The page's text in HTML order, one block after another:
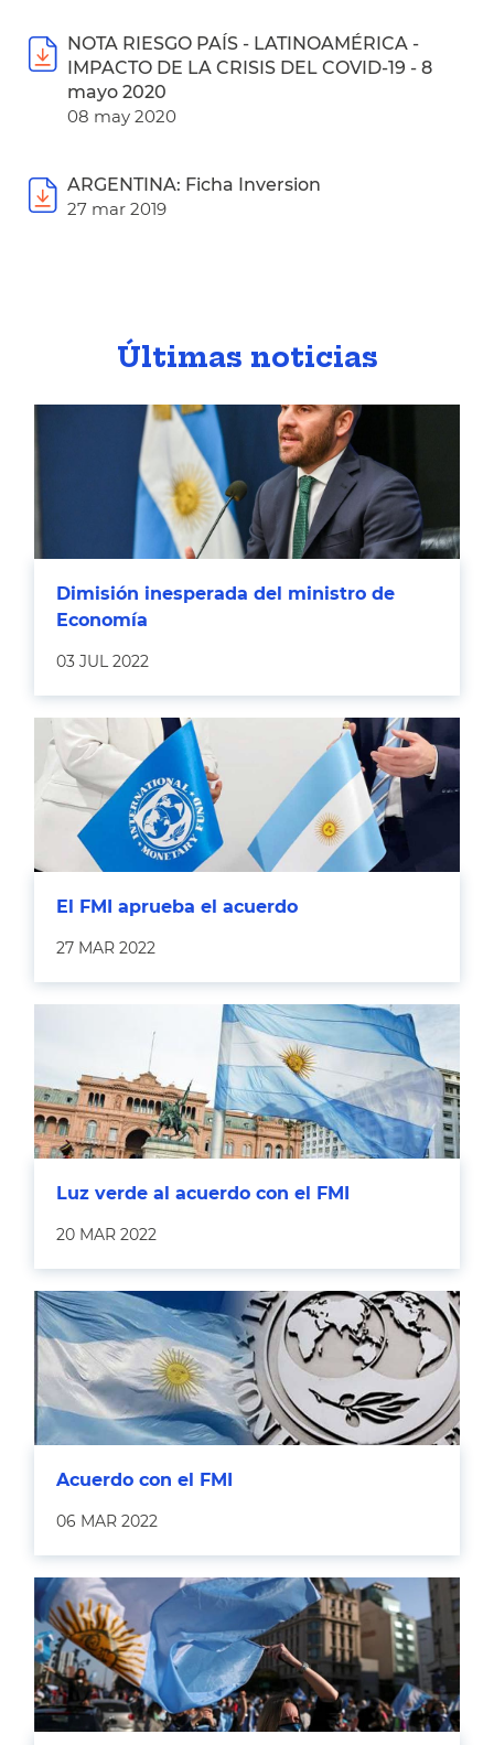
NOTA RIESGO PAÍS - LATINOAMÉRICA -
IMPACTO DE LA CRISIS DEL COVID-19 - 8
mayo 2020
08 may 2020
ARGENTINA: Ficha Inversion
27 mar 2019
Últimas noticias
Dimisión inesperada del ministro de
Economía
03 JUL 2022
El FMI aprueba el acuerdo
27 MAR 2022
Luz verde al acuerdo con el FMI
20 MAR 2022
Acuerdo con el FMI
06 MAR 2022